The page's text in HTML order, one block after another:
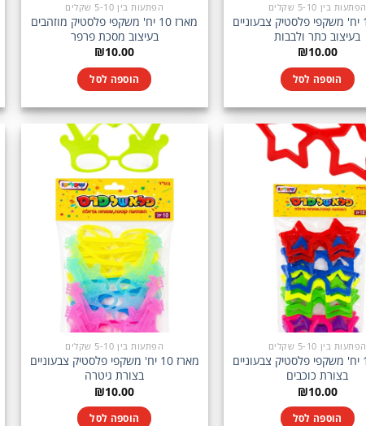
הפתעות בין 5-10 שקלים
מארז 10 יח' משקפי פלסטיק צבעוניים
בעיצוב כתר ולבבות
₪10.00
הוספה לסל
הפתעות בין 5-10 שקלים
מארז 10 יח' משקפי פלסטיק מוזהבים
בעיצוב מסכת פרפר
₪10.00
הוספה לסל
הפתעות בין 5-10 שקלים
מארז 10 יח' משקפי פלסטיק צבעוניים
בצורת כוכבים
₪10.00
הוספה לסל
הפתעות בין 5-10 שקלים
מארז 10 יח' משקפי פלסטיק צבעוניים
בצורת גיטרה
₪10.00
הוספה לסל